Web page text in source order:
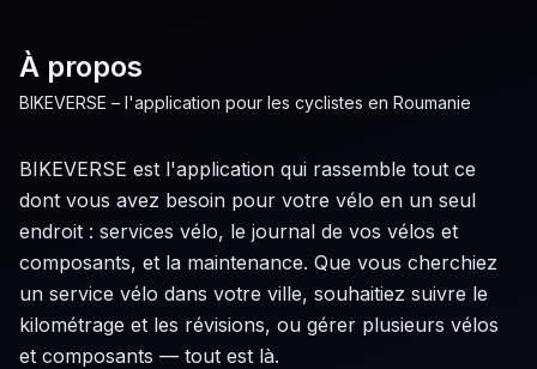
À propos
BIKEVERSE – l'application pour les cyclistes en Roumanie
BIKEVERSE est l'application qui rassemble tout ce
dont vous avez besoin pour votre vélo en un seul
endroit : services vélo, le journal de vos vélos et
composants, et la maintenance. Que vous cherchiez
un service vélo dans votre ville, souhaitiez suivre le
kilométrage et les révisions, ou gérer plusieurs vélos
et composants — tout est là.